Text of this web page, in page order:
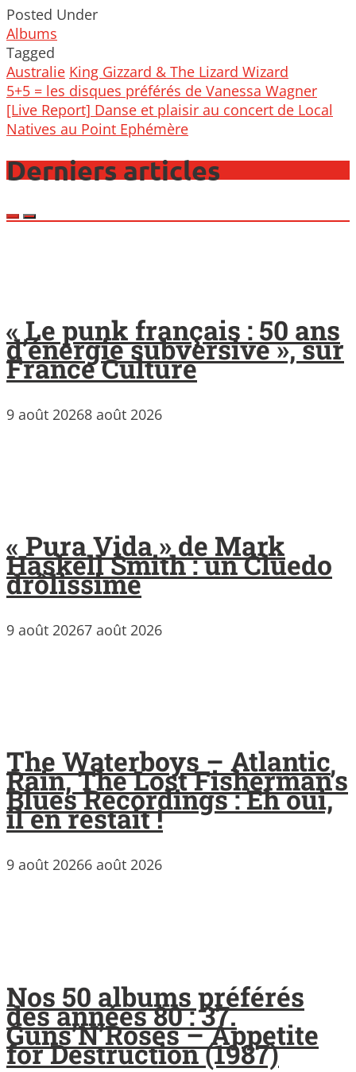
Posted Under
Albums
Tagged
Australie King Gizzard & The Lizard Wizard
Post
navigation
5+5 = les disques préférés de Vanessa Wagner
[Live Report] Danse et plaisir au concert de Local
Natives au Point Ephémère
Derniers articles
« Le punk français : 50 ans
d’énergie subversive », sur
France Culture
9 août 20268 août 2026
« Pura Vida » de Mark
Haskell Smith : un Cluedo
drôlissime
9 août 20267 août 2026
The Waterboys – Atlantic
Rain, The Lost Fisherman’s
Blues Recordings : Eh oui,
il en restait !
9 août 20266 août 2026
Nos 50 albums préférés
des années 80 : 37.
Guns’N’Roses – Appetite
for Destruction (1987)